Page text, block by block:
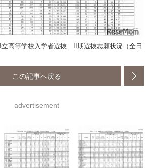
高等学校入学者選抜 II期選抜志願状況（全日
この記事へ戻る
advertisement